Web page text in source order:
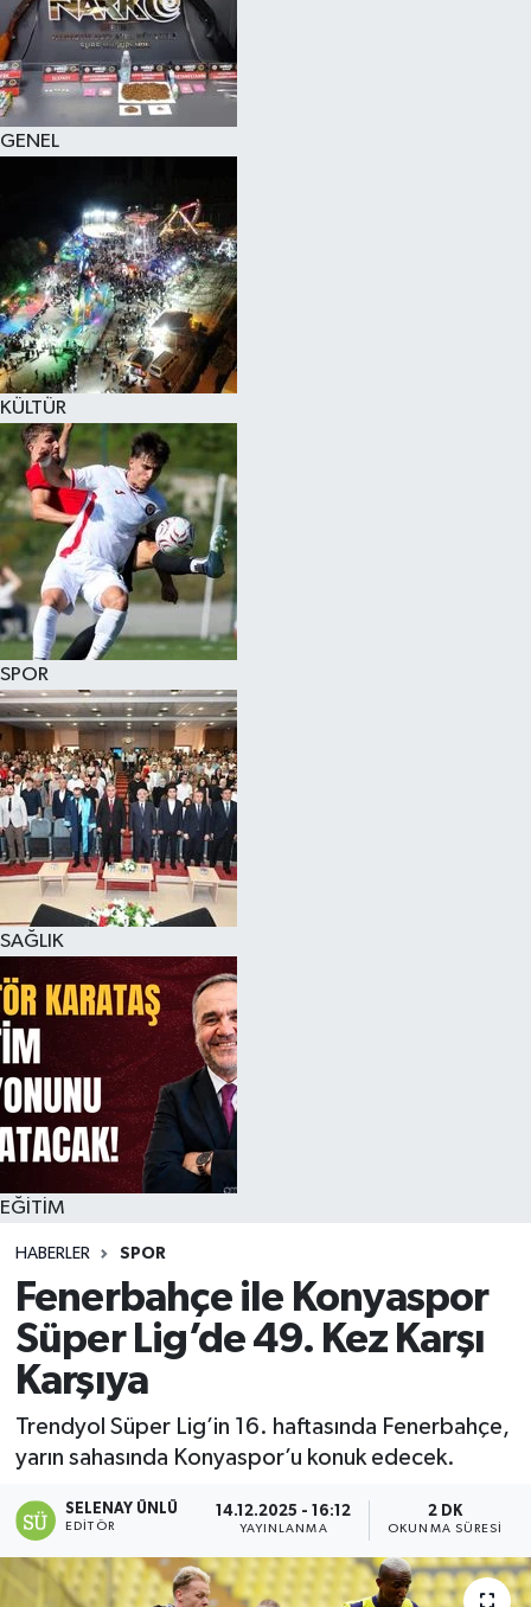
GENEL
KÜLTÜR
SPOR
SAĞLIK
EĞİTİM
HABERLER SPOR
Fenerbahçe ile Konyaspor
Süper Lig’de 49. Kez Karşı
Karşıya
Trendyol Süper Lig’in 16. haftasında Fenerbahçe,
yarın sahasında Konyaspor’u konuk edecek.
SELENAY ÜNLÜ
EDITÖR
14.12.2025 - 16:12
YAYINLANMA
2 DK
OKUNMA SÜRESI
KÜLTÜR SANAT
MAGAZİN
SAĞLIK
SİYASET
SPOR
TEKNOLOJİ
VİZYONDAKİLER
YAŞAM